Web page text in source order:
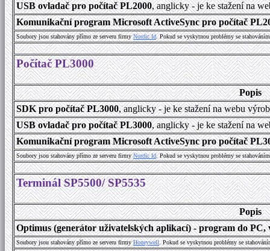
USB ovladač pro počítač PL2000, anglicky - je ke stažení na
Komunikační program Microsoft ActiveSync pro počítač
Soubory jsou stahovány přímo ze serveru firmyNordic Id. Pokud se vyskytnou problémy se
Počítač PL3000
Popis
SDK pro počítač PL3000, anglicky - je ke stažení na webu
USB ovladač pro počítač PL3000, anglicky - je ke stažení na
Komunikační program Microsoft ActiveSync pro počítač
Soubory jsou stahovány přímo ze serveru firmyNordic Id. Pokud se vyskytnou problémy se
Terminál SP5500/ SP5535
Popis
Optimus (generátor uživatelských aplikací) - program do PC,
Soubory jsou stahovány přímo ze serveru firmyHoneywell. Pokud se vyskytnou problémy se